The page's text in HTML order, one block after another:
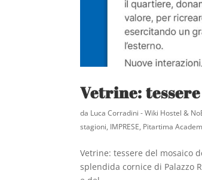
Vetrine:
da Luca Corradini - Wiki Hostel &
stagioni, IMPRESE, Pitartima
Vetrine: tessere del mosaico
splendida cornice di Palazzo